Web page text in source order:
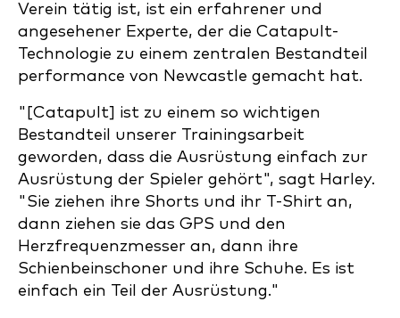
Verein tätig ist, ist ein erfahrener und
angesehener Experte, der die Catapult-
Technologie zu einem zentralen Bestandteil
performance von Newcastle gemacht hat.
"[Catapult] ist zu einem so wichtigen
Bestandteil unserer Trainingsarbeit
geworden, dass die Ausrüstung einfach zur
Ausrüstung der Spieler gehört", sagt Harley.
"Sie ziehen ihre Shorts und ihr T-Shirt an,
dann ziehen sie das GPS und den
Herzfrequenzmesser an, dann ihre
Schienbeinschoner und ihre Schuhe. Es ist
einfach ein Teil der Ausrüstung."